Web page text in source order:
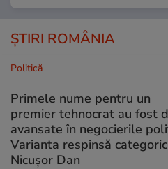
ȘTIRI ROMÂNIA
Politică
Primele nume pentru un
premier tehnocrat au fost
avansate în negocierile
Varianta respinsă
Nicușor Dan